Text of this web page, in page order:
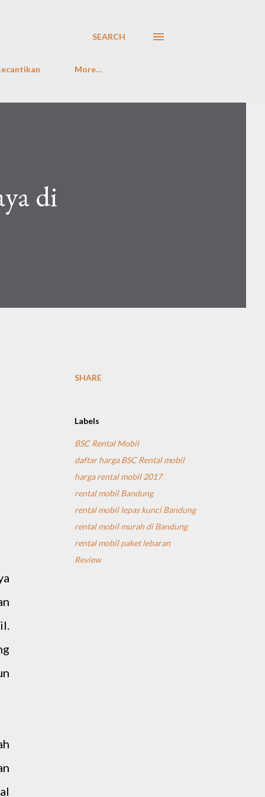
SEARCH
More…
di
SHARE
Labels
BSC Rental Mobil
daftar harga BSC Rental mobil
harga rental mobil 2017
rental mobil Bandung
rental mobil lepas kunci Bandung
rental mobil murah di Bandung
rental mobil paket lebaran
Review